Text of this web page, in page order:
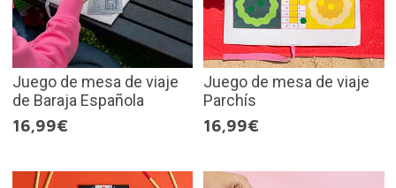
Juego de mesa de viaje
de Baraja Española
16,99€
Juego de mesa de viaje
Parchís
16,99€